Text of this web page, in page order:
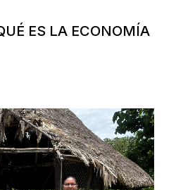
ES LA ECONOMÍA